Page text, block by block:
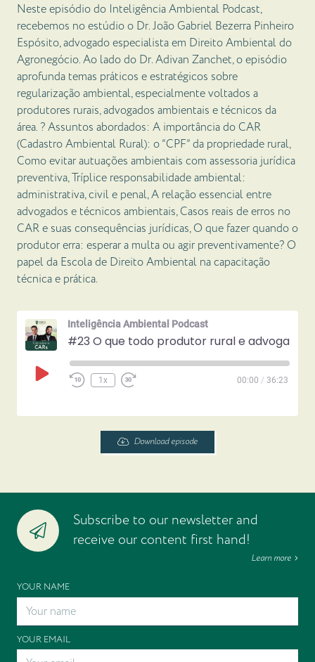
Neste episódio do Inteligência Ambiental Podcast,
recebemos no estúdio o Dr. João Gabriel Bezerra Pinheiro
Espósito, advogado especialista em Direito Ambiental do
Agronegócio. Ao lado do Dr. Adivan Zanchet, o episódio
aprofunda temas práticos e estratégicos sobre
regularização ambiental, especialmente voltados a
produtores rurais, advogados ambientais e técnicos da
área. ? Assuntos abordados: A importância do CAR
(Cadastro Ambiental Rural): o “CPF” da propriedade rural,
Como evitar autuações ambientais com assessoria jurídica
preventiva, Tríplice responsabilidade ambiental:
administrativa, civil e penal, A relação essencial entre
advogados e técnicos ambientais, Casos reais de erros no
CAR e suas consequências jurídicas, O que fazer quando o
produtor erra: esperar a multa ou agir preventivamente? O
papel da Escola de Direito Ambiental na capacitação
técnica e prática.
Inteligência Ambiental Podcast
Play
Episode
1x 00:00 / 36:23
Download episode
Subscribe to our newsletter and
receive our content first hand!
Learn more
YOUR NAME
YOUR EMAIL